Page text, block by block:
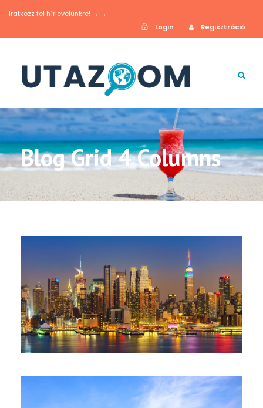
Iratkozz fel hírlevelünkre! → →
Login
Regisztráció
Blog Grid 4 Columns
február 28, 2026